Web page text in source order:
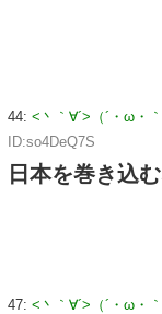
44: <丶｀∀´>（´・ω・
ID:so4DeQ7S
日本を巻き込
47: <丶｀∀´>（´・ω・